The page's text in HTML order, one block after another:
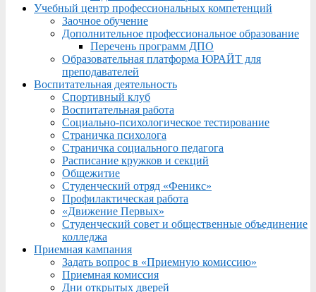
Учебный центр профессиональных компетенций
Заочное обучение
Дополнительное профессиональное образование
Перечень программ ДПО
Образовательная платформа ЮРАЙТ для
преподавателей
Воспитательная деятельность
Спортивный клуб
Воспитательная работа
Социально-психологическое тестирование
Страничка психолога
Страничка социального педагога
Расписание кружков и секций
Общежитие
Студенческий отряд «Феникс»
Профилактическая работа
«Движение Первых»
Студенческий совет и общественные объединение
колледжа
Приемная кампания
Задать вопрос в «Приемную комиссию»
Приемная комиссия
Дни открытых дверей